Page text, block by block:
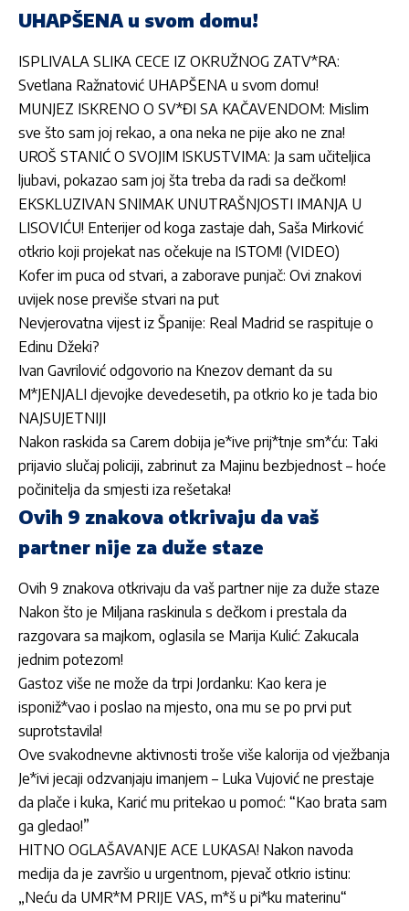
UHAPŠENA u svom domu!
ISPLIVALA SLIKA CECE IZ OKRUŽNOG ZATV*RA:
Svetlana Ražnatović UHAPŠENA u svom domu!
MUNJEZ ISKRENO O SV*ĐI SA KAČAVENDOM: Mislim
sve što sam joj rekao, a ona neka ne pije ako ne zna!
UROŠ STANIĆ O SVOJIM ISKUSTVIMA: Ja sam učiteljica
ljubavi, pokazao sam joj šta treba da radi sa dečkom!
EKSKLUZIVAN SNIMAK UNUTRAŠNJOSTI IMANJA U
LISOVIĆU! Enterijer od koga zastaje dah, Saša Mirković
otkrio koji projekat nas očekuje na ISTOM! (VIDEO)
Kofer im puca od stvari, a zaborave punjač: Ovi znakovi
uvijek nose previše stvari na put
Nevjerovatna vijest iz Španije: Real Madrid se raspituje o
Edinu Džeki?
Ivan Gavrilović odgovorio na Knezov demant da su
M*JENJALI djevojke devedesetih, pa otkrio ko je tada bio
NAJSUJETNIJI
Nakon raskida sa Carem dobija je*ive prij*tnje sm*ću: Taki
prijavio slučaj policiji, zabrinut za Majinu bezbjednost – hoće
počinitelja da smjesti iza rešetaka!
Ovih 9 znakova otkrivaju da vaš
partner nije za duže staze
Ovih 9 znakova otkrivaju da vaš partner nije za duže staze
Nakon što je Miljana raskinula s dečkom i prestala da
razgovara sa majkom, oglasila se Marija Kulić: Zakucala
jednim potezom!
Gastoz više ne može da trpi Jordanku: Kao kera je
isponiž*vao i poslao na mjesto, ona mu se po prvi put
suprotstavila!
Ove svakodnevne aktivnosti troše više kalorija od vježbanja
Je*ivi jecaji odzvanjaju imanjem – Luka Vujović ne prestaje
da plače i kuka, Karić mu pritekao u pomoć: “Kao brata sam
ga gledao!”
HITNO OGLAŠAVANJE ACE LUKASA! Nakon navoda
medija da je završio u urgentnom, pjevač otkrio istinu:
„Neću da UMR*M PRIJE VAS, m*š u pi*ku materinu“